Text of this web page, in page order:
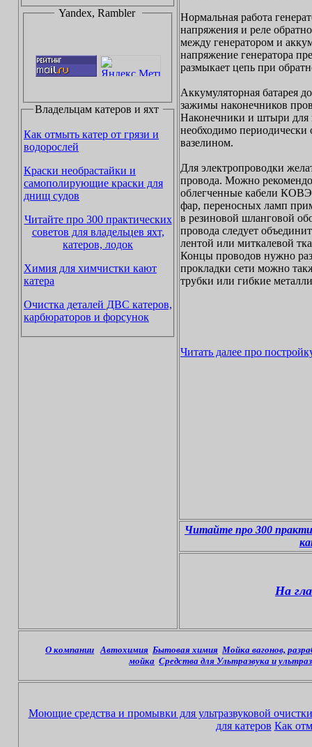
Yandex, Rambler
Владельцам катеров и яхт
Как отмыть катер от грязи и
водорослей
Краски необрастайки и
самополирующие краски для
днищ судов
Читайте про 300 практических
советов для владельцев яхт,
катеров, лодок
Химия для химчистки кают
катера
Очистка деталей ДВС катеров,
карбюраторов и форсунок
Нормальная работа
напряжения и реле
между генератором и
напряжение генератора
размыкает цепь при
Аккумуляторная батарея
зажимы наконечников
Наконечники и штыри для
необходимо периодически
вазелином.
Для электропроводки
провода. Можно
облегченные кабели
фар, переносных ламп
в резиновой шланговой
провода следует
лентой или миткалевой
Концы проводов нужно
прокладки сети можно
трубки или гибкие
Читать далее про
Читайте про 300
На
О компании Автохимия Бытовая химия Мойка вагонов,
мойка Средства для Ультразвука и
Моющие средства и промывки для ультразвуковой
для катеров Как